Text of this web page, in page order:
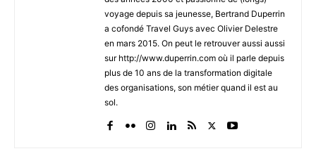
voyage depuis sa jeunesse, Bertrand Duperrin
a cofondé Travel Guys avec Olivier Delestre
en mars 2015. On peut le retrouver aussi aussi
sur http://www.duperrin.com où il parle depuis
plus de 10 ans de la transformation digitale
des organisations, son métier quand il est au
sol.